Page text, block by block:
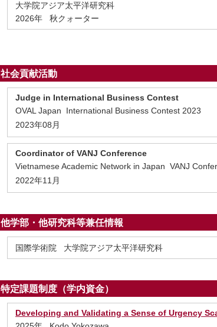
大学院アジア太平洋研究科
2026年 秋クォーター
社会貢献活動
Judge in International Business Contest
OVAL Japan International Business Contest 2023
2023年08月
Coordinator of VANJ Conference
Vietnamese Academic Network in Japan VANJ
2022年11月
他学部・他研究科等兼任情報
国際学術院 大学院アジア太平洋研究科
特定課題制度（学内資金）
Developing and Validating a Sense of Urgency